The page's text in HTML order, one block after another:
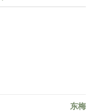
东梅